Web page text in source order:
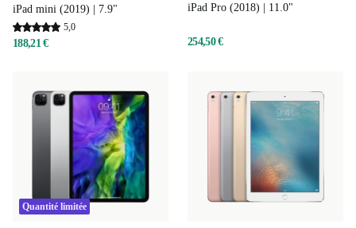
iPad mini (2019) | 7.9"
5,0
188,21 €
iPad Pro (2018) | 11.0"
254,50 €
Quantité limitée